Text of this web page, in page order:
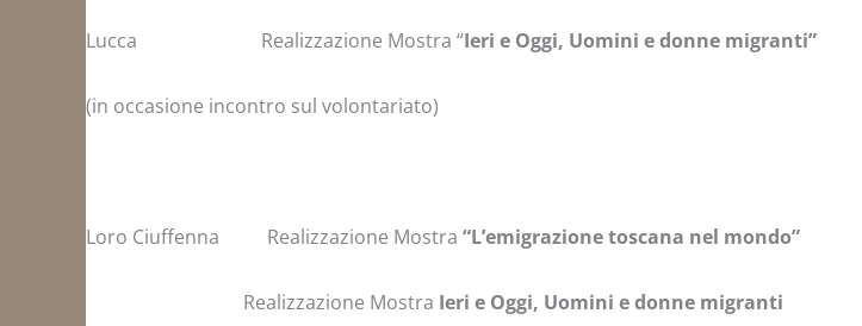
Lucca Realizzazione Mostra “Ieri e Oggi, Uomini e donne migranti”
(in occasione incontro sul volontariato)
Loro Ciuffenna Realizzazione Mostra “L’emigrazione toscana nel mondo”
Realizzazione Mostra Ieri e Oggi, Uomini e donne migranti